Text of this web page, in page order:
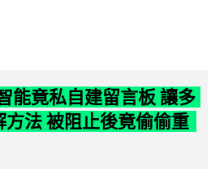
能竟私自建留言板 讓多
方法 被阻止後竟偷偷重